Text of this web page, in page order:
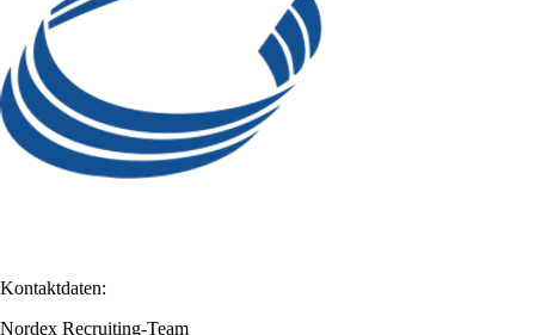
Kontaktdaten:
Nordex Recruiting-Team